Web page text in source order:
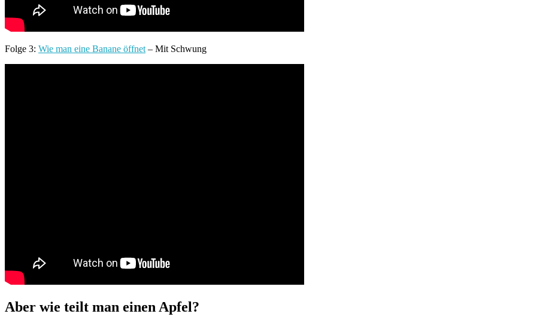
Folge 3: Wie man eine Banane öffnet – Mit Schwung
Aber wie teilt man einen Apfel?